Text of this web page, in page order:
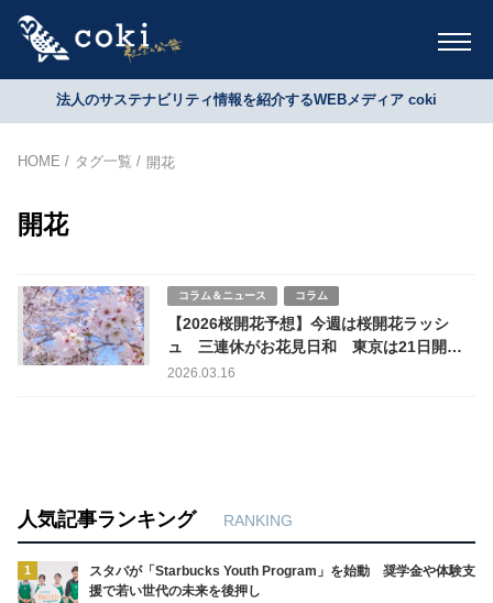
法人のサステナビリティ情報を紹介するWEBメディア coki
HOME タグ一覧 開花
開花
コラム＆ニュース コラム
【2026桜開花予想】今週は桜開花ラッシ
ュ 三連休がお花見日和 東京は21日開
花・満開は28日
2026.03.16
人気記事ランキング RANKING
1
スタバが「Starbucks Youth Program」を始動 奨学金や体験支
援で若い世代の未来を後押し